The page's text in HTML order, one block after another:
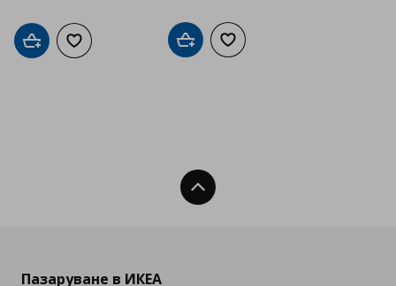
Добави в кошницата
Добави към списъка с любими
Добави в кошницата
Добави към списъка с
Нагоре
Пазаруване в ИКЕА